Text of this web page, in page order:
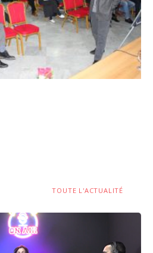
TOUTE L'ACTUALITÉ